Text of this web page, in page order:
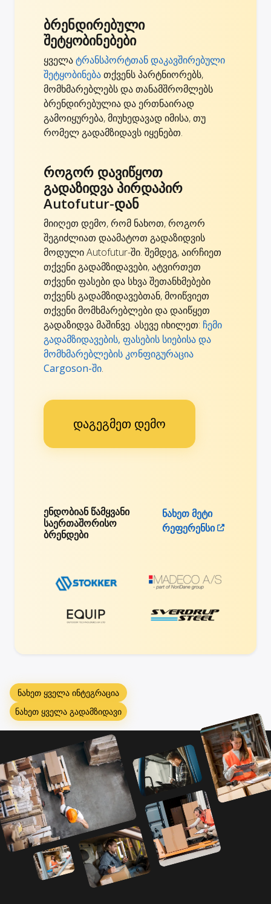
ბრენდირებული
შეტყობინებები
ყველატრანსპორტთან დაკავშირებული
შეტყობინებათქვენს პარტნიორებს,
მომხმარებლებს და თანამშრომლებს
ბრენდირებულია და ერთნაირად
გამოიყურება, მიუხედავად იმისა, თუ
რომელ გადამზიდავს იყენებთ.
როგორ დავიწყოთ
გადაზიდვა პირდაპირ
Autofutur-დან
მიიღეთ დემო, რომ ნახოთ, როგორ
შეგიძლიათ დაამატოთ გადაზიდვის
მოდული Autofutur-ში. შემდეგ, აირჩიეთ
თქვენი გადამზიდავები, ატვირთეთ
თქვენი ფასები და სხვა შეთანხმებები
თქვენს გადამზიდავებთან, მოიწვიეთ
თქვენი მომხმარებლები და დაიწყეთ
გადაზიდვა მაშინვე. ასევე იხილეთ: ჩემი
გადამზიდავების, ფასების სიებისა და
მომხმარებლების კონფიგურაცია
Cargoson-ში.
დაგეგმეთ დემო
ენდობიან წამყვანი
საერთაშორისო
ბრენდები
ნახეთ მეტი
რეფერენსი
ნახეთ ყველა ინტეგრაცია
ნახეთ ყველა გადამზიდავი